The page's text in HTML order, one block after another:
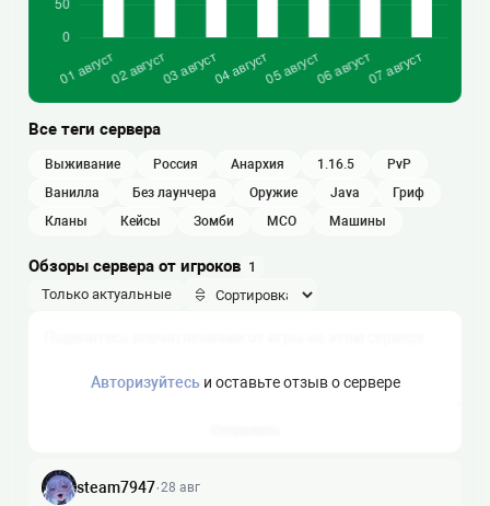
Все теги сервера
выживание россия анархия 1.16.5
PvP
ванилла
без лаунчера оружие java
гриф
кланы
кейсы зомби МСО машины
Обзоры сервера от игроков 1
Только актуальные
Авторизуйтесьи оставьте отзыв о сервере
steam7947·28 авг